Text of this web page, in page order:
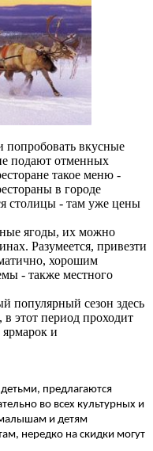
попробовать вкусные
подают отменных
такое меню -
в городе
столицы - там уже цены
ягоды, их можно
Разумеется, привезти
хорошим
- также местного
популярный сезон здесь
этот период проходит
и
предлагаются
во всех культурных и
малышам и детям
нередко на скидки могут